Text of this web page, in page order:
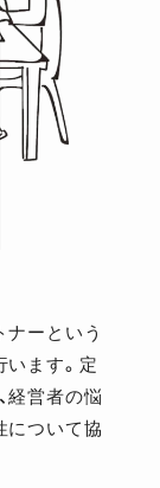
ナーという
います。定
経営者の悩
について協